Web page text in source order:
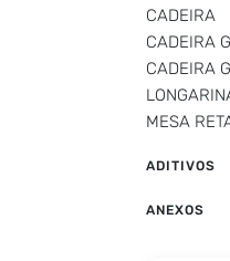
CADEIRA
CADEIRA
CADEIRA
MESA
ADITIVOS
ANEXOS